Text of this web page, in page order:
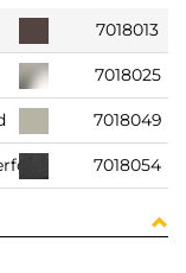
7018013
7018025
7018049
7018054